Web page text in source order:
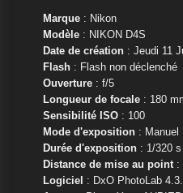
Marque: Nikon
Modèle: NIKON D4S
Date de création: Jeudi 11
Flash: Flash non déclenché
Ouverture: f/5
Longueur de focale: 180
Sensibilité ISO: 100
Mode d'exposition: Manuel
Durée d'exposition: 1/320 s
Distance de mise au point:
Logiciel : DxO PhotoLab